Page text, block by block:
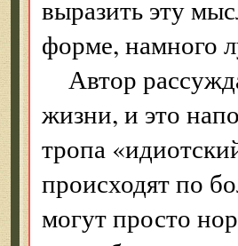
выразить эту
форме, намного
Автор
жизни, и это
тропа
происходят по
могут просто